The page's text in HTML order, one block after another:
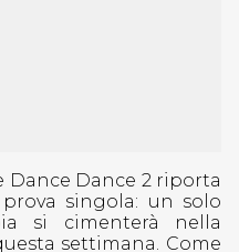
Dance Dance 2 riporta
singola: un solo
si cimenterà nella
settimana. Come